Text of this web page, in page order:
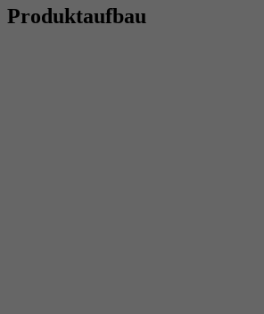
Produktaufbau